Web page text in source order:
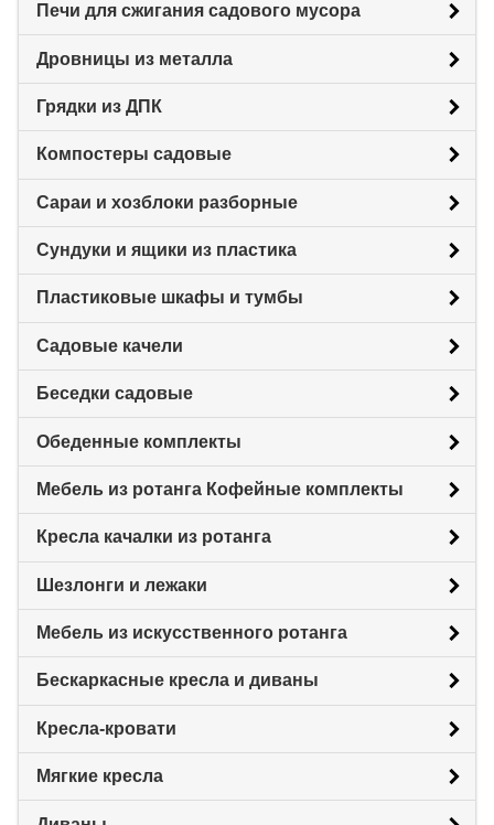
Печи для сжигания садового мусора
Дровницы из металла
Грядки из ДПК
Компостеры садовые
Сараи и хозблоки разборные
Сундуки и ящики из пластика
Пластиковые шкафы и тумбы
Садовые качели
Беседки садовые
Обеденные комплекты
Мебель из ротанга Кофейные комплекты
Кресла качалки из ротанга
Шезлонги и лежаки
Мебель из искусственного ротанга
Бескаркасные кресла и диваны
Кресла-кровати
Мягкие кресла